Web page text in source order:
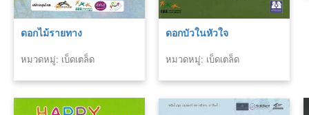
ดอกไม้รายทาง
หมวดหมู่: เบ็ดเตล็ด
ดอกบัวในหัวใจ
หมวดหมู่: เบ็ดเตล็ด